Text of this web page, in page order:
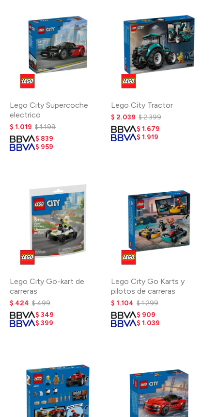
Lego City Supercoche
electrico
$ 1.019 $1.199
$ 839
$ 959
Lego City Tractor
$ 2.039 $2.399
$ 1.679
$ 1.919
Lego City Go-kart de
carreras
$ 424 $499
$ 349
$ 399
Lego City Go Karts y
pilotos de carreras
$ 1.104 $1.299
$ 909
$ 1.039